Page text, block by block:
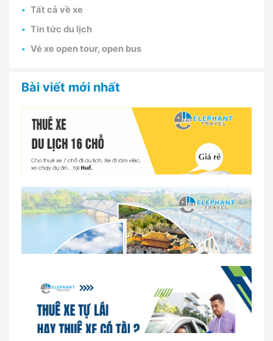
Tất cả về xe
Tin tức du lịch
Vé xe open tour, open bus
Bài viết mới nhất
Dịch vụ thuê xe 16 chỗ tại Huế 2026